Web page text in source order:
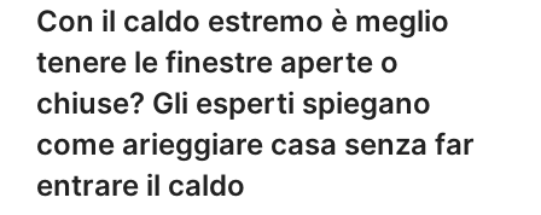
Con il caldo estremo è meglio
tenere le finestre aperte o
chiuse? Gli esperti spiegano
come arieggiare casa senza far
entrare il caldo